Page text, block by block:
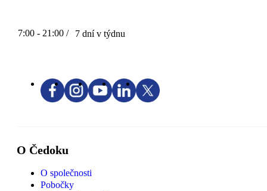
7:00 - 21:00 / 7 dní v týdnu
O Čedoku
O společnosti
Pobočky